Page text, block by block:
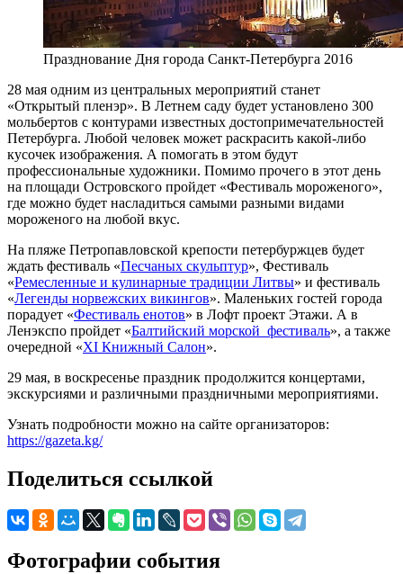
Празднование Дня города Санкт-Петербурга 2016
28 мая одним из центральных мероприятий станет
«Открытый пленэр». В Летнем саду будет установлено 300
мольбертов с контурами известных достопримечательностей
Петербурга. Любой человек может раскрасить какой-либо
кусочек изображения. А помогать в этом будут
профессиональные художники. Помимо прочего в этот день
на площади Островского пройдет «Фестиваль мороженого»,
где можно будет насладиться самыми разными видами
мороженого на любой вкус.
На пляже Петропавловской крепости петербуржцев будет
ждать фестиваль «Песчаных скульптур», Фестиваль
«Ремесленные и кулинарные традиции Литвы» и фестиваль
«Легенды норвежских викингов». Маленьких гостей города
порадует «Фестиваль енотов» в Лофт проект Этажи. А в
Ленэкспо пройдет «Балтийский морской фестиваль», а также
очередной «XI Книжный Салон».
29 мая, в воскресенье праздник продолжится концертами,
экскурсиями и различными праздничными мероприятиями.
Узнать подробности можно на сайте организаторов:
https://gazeta.kg/
Поделиться ссылкой
Фотографии события